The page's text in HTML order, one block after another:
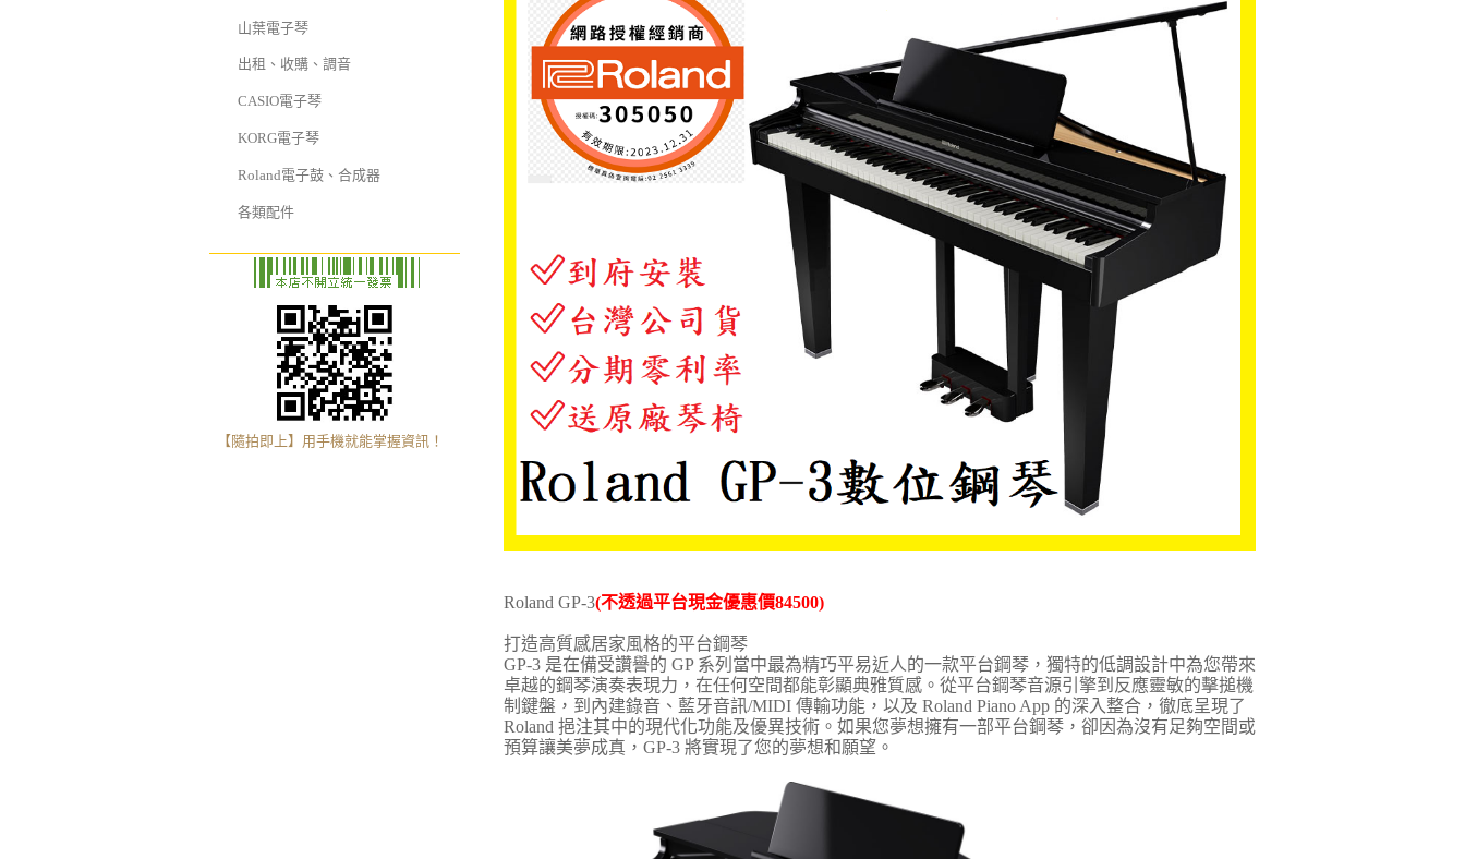
山葉電子琴
出租、收購、調音
CASIO電子琴
KORG電子琴
Roland電子鼓、合成器
各類配件
【隨拍即上】用手機就能掌握資訊！
Roland GP-3(不透過平台現金優惠價84500)
打造高質感居家風格的平台鋼琴
GP-3 是在備受讚譽的 GP 系列當中最為精巧平易近人的一款平台鋼琴，獨特的低調設計中為您帶來
卓越的鋼琴演奏表現力，在任何空間都能彰顯典雅質感。從平台鋼琴音源引擎到反應靈敏的擊搥機
制鍵盤，到內建錄音、藍牙音訊/MIDI 傳輸功能，以及 Roland Piano App 的深入整合，徹底呈現了
Roland 挹注其中的現代化功能及優異技術。如果您夢想擁有一部平台鋼琴，卻因為沒有足夠空間或
預算讓美夢成真，GP-3 將實現了您的夢想和願望。